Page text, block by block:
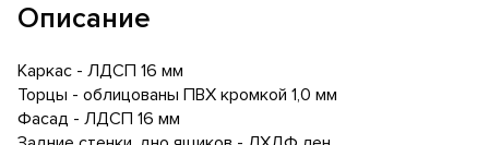
Описание
Каркас - ЛДСП 16 мм
Торцы - облицованы ПВХ кромкой 1,0 мм
Фасад - ЛДСП 16 мм